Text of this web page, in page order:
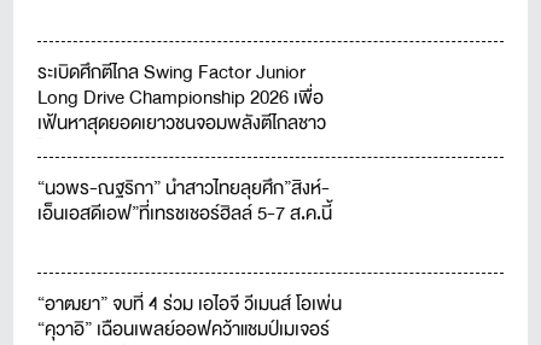
ระเบิดศึกตีไกล Swing Factor Junior
Long Drive Championship 2026 เพื่อ
เฟ้นหาสุดยอดเยาวชนจอมพลังตีไกลชาว
“นวพร-ณฐริกา” นำสาวไทยลุยศึก”สิงห์-
เอ็นเอสดีเอฟ”ที่เทรชเชอร์ฮิลล์ 5-7 ส.ค.นี้
“อาฒยา” จบที่ 4 ร่วม เอไอจี วีเมนส์ โอเพ่น
“คุวาอิ” เฉือนเพลย์ออฟคว้าแชมป์เมเจอร์